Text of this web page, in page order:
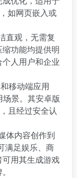
如网页嵌入或
直观，无需复
功能均提供明
人用户和企业
移动端应用
场景。其安卓版
且经过安全认
体内容创作到
满足娱乐、商
用其生成游戏